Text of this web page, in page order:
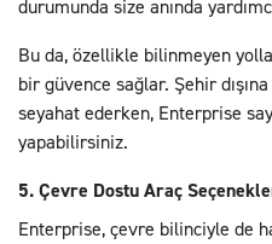
durumunda size anında
Bu da, özellikle bilinmeyen
bir güvence sağlar. Şehir
seyahat ederken, Enterprise
yapabilirsiniz.
5. Çevre Dostu Araç
Enterprise, çevre bilinciyle de